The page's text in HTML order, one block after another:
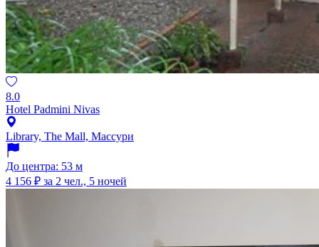
8.0
Hotel Padmini Nivas
Library, The Mall, Массури
До центра: 53 м
4 156 ₽ за 2 чел., 5 ночей